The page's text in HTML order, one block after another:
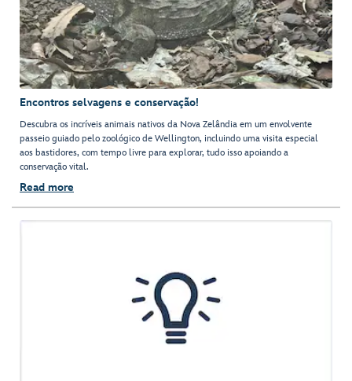
Encontros selvagens e conservação!
Descubra os incríveis animais nativos da Nova Zelândia em um envolvente
passeio guiado pelo zoológico de Wellington, incluindo uma visita especial
aos bastidores, com tempo livre para explorar, tudo isso apoiando a
conservação vital.
Read more